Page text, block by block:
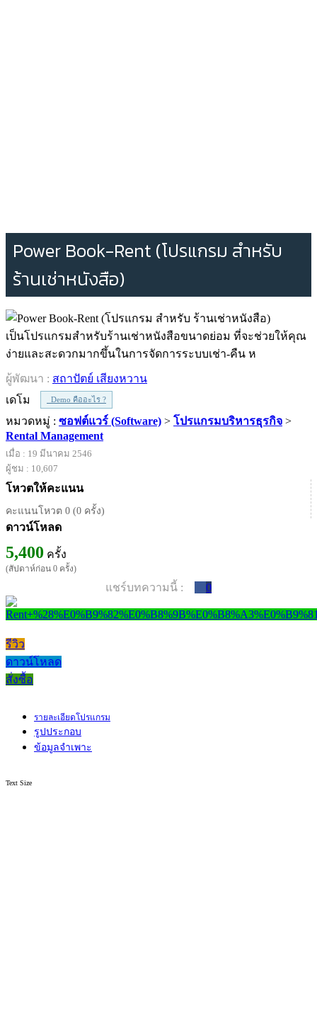
Power Book-Rent (โปรแกรม สำหรับ
ร้านเช่าหนังสือ)
เป็นโปรแกรมสำหรับร้านเช่าหนังสือขนาดย่อม ที่จะช่วยให้คุณ
ง่ายและสะดวกมากขึ้นในการจัดการระบบเช่า-คืน ห
ผู้พัฒนา : สถาปัตย์ เสียงหวาน
เดโม
Demo คืออะไร ?
หมวดหมู่ : ซอฟต์แวร์ (Software) > โปรแกรมบริหารธุรกิจ >
Rental Management
เมื่อ : 19 มีนาคม 2546
ผู้ชม : 10,607
โหวตให้คะแนน
คะแนนโหวต 0 (0 ครั้ง)
ดาวน์โหลด
5,400 ครั้ง
(สัปดาห์ก่อน 0 ครั้ง)
แชร์บทความนี้ : 0
รีวิว
ดาวน์โหลด
สั่งซื้อ
รายละเอียดโปรแกรม
รูปประกอบ
ข้อมูลจำเพาะ
Text Size